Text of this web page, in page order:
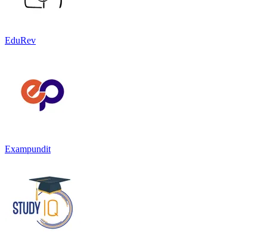
EduRev
Exampundit